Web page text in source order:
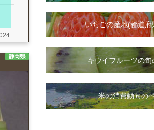
静岡県
いちごの産地(都道
キウイフルーツの
米の消費動向の